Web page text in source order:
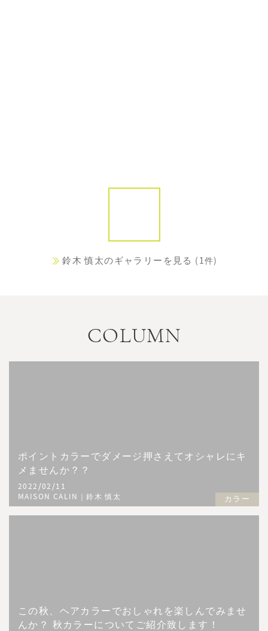
鈴木 慎太のギャラリーを見る (1件)
COLUMN
カラー
ポイントカラーでダメージ押さえてオシャレにキ
メませんか？？
2022/02/11
MAISON CALIN｜鈴木 慎太
この秋、ヘアカラーでおしゃれを楽しんでみませ
んか？ 秋カラーについてご紹介致します！